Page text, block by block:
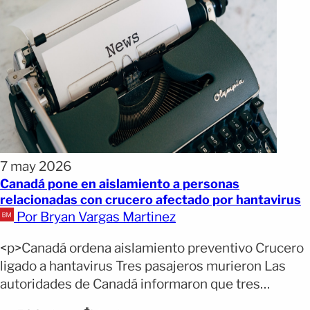
7 may 2026
Canadá pone en aislamiento a personas
relacionadas con crucero afectado por hantavirus
Por Bryan Vargas Martinez
<p>Canadá ordena aislamiento preventivo Crucero
ligado a hantavirus Tres pasajeros murieron Las
autoridades de Canadá informaron que tres